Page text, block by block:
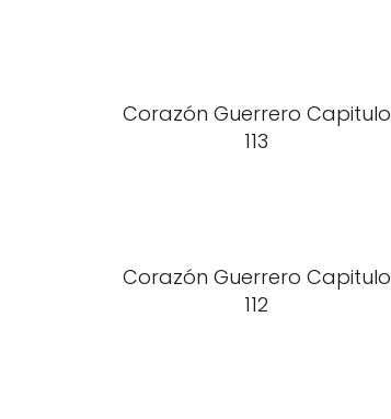
Corazón Guerrero Capitulo
113
Corazón Guerrero Capitulo
112